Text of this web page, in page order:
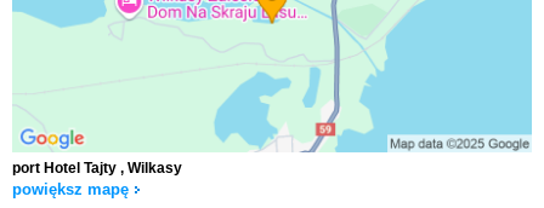
port Hotel Tajty , Wilkasy
powiększ mapę